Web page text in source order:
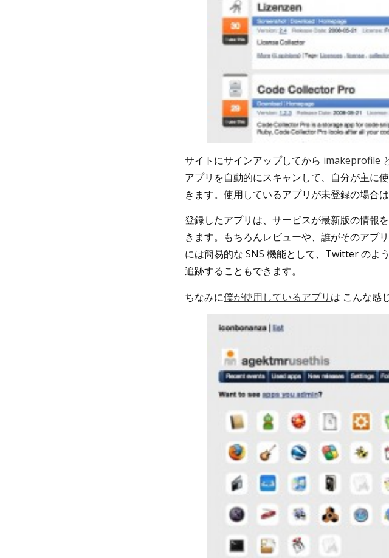
サイトにサインアップしてから imakeprofile
アプリを自動的にスキャンして、自分が主に
きます。使用しているアプリが未登録の場合
登録したアプリは、サービスが最新版の情報
きます。もちろんレビューや、誰がそのアプ
には簡易的な SNS 機能として、Twitter のよ
追跡することもできます。
ちなみに僕が使用しているアプリ は こんな感じ